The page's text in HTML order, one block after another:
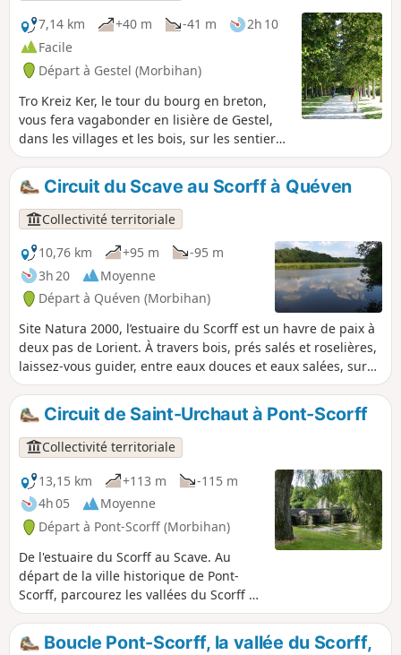
7,14 km
+40 m -41 m
2h 10
Facile
Départ à Gestel (Morbihan)
Tro Kreiz Ker, le tour du bourg en breton,
vous fera vagabonder en lisière de Gestel,
dans les villages et les bois, sur les sentiers
et les cheminements doux entre les cités. Au
fil de la balade, découvrez l’histoire de
Gestel, son église et ses croix de chemin,
son petit patrimoine, le domaine arboré du
Lain et le Jardin des sens.
Circuit du Scave au Scorff à Quéven
Collectivité territoriale
10,76 km
+95 m
-95 m
3h 20
Moyenne
Départ à Quéven (Morbihan)
Site Natura 2000, l’estuaire du Scorff est un havre de paix à
deux pas de Lorient. À travers bois, prés salés et roselières,
laissez-vous guider, entre eaux douces et eaux salées, sur
les rives sauvages du Scorff et du Scave. Une balade au
cœur d’une nature aux paysages enchanteurs.
Circuit de Saint-Urchaut à Pont-Scorff
Collectivité territoriale
13,15 km
+113 m
-115 m
4h 05
Moyenne
Départ à Pont-Scorff (Morbihan)
De l'estuaire du Scorff au Scave. Au
départ de la ville historique de Pont-
Scorff, parcourez les vallées du Scorff et
du Scave aux paysages sauvages et
préservés, où l’on trouve des espèces
protégées, tel que le saumon. Au retour,
Boucle Pont-Scorff, la vallée du Scorff,